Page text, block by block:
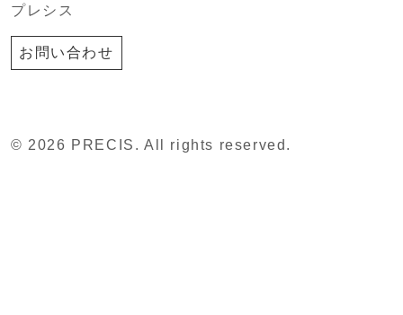
プレシス
お問い合わせ
© 2026 PRECIS. All rights reserved.